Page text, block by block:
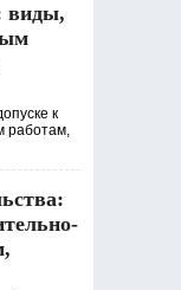
виды,
к
работам,